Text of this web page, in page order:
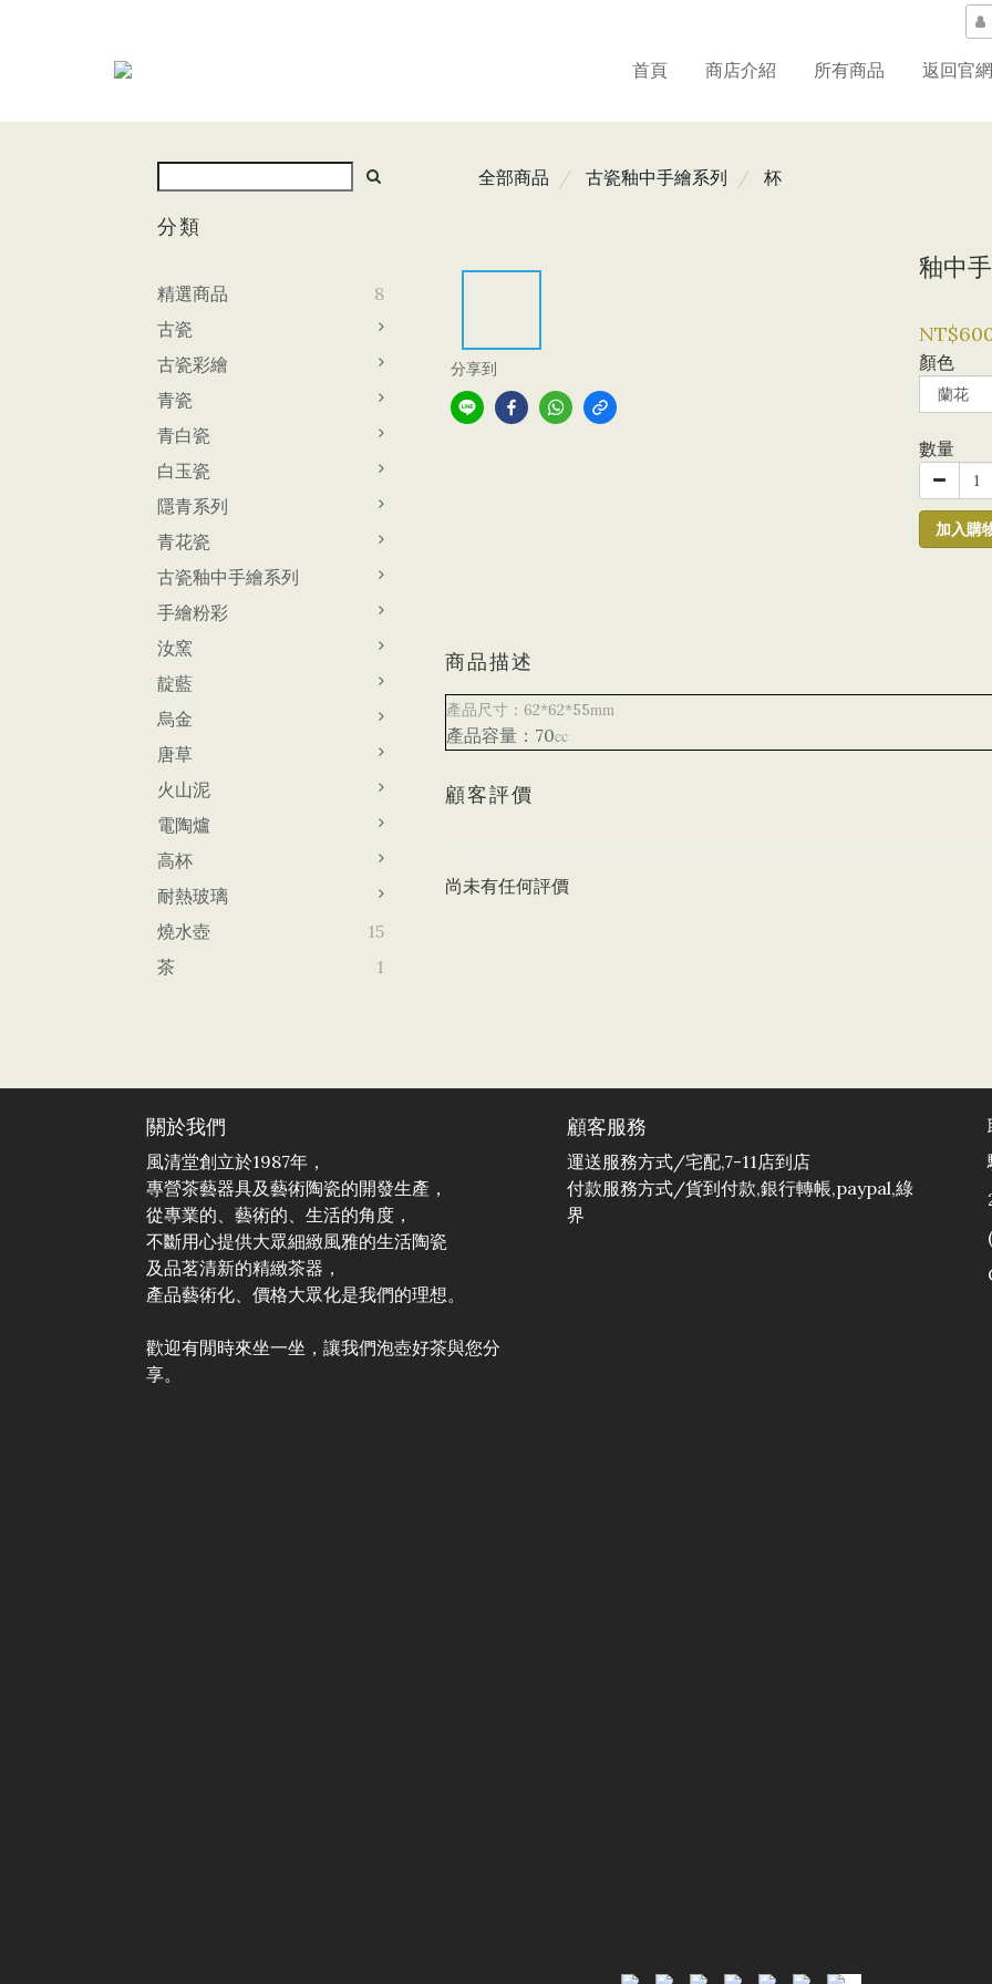
首頁 商店介紹 所有商品 返回官網
分類
精選商品
8
古瓷
古瓷彩繪
青瓷
青白瓷
白玉瓷
隱青系列
青花瓷
古瓷釉中手繪系列
手繪粉彩
汝窯
靛藍
烏金
唐草
火山泥
電陶爐
高杯
耐熱玻璃
燒水壺
15
茶
1
全部商品 古瓷釉中手繪系列 杯
分享到
釉中
顏色
數量
加入購
商品描述
產品尺寸：62*62*55mm
產品容量：70cc
顧客評價
尚未有任何評價
關於我們
風清堂創立於1987年，
專營茶藝器具及藝術陶瓷的開發生產，
從專業的、藝術的、生活的角度，
不斷用心提供大眾細緻風雅的生活陶瓷
及品茗清新的精緻茶器，
產品藝術化、價格大眾化是我們的理想。
歡迎有閒時來坐一坐，讓我們泡壺好茶與您分
享。
顧客服務
運送服務方式/宅配,7-11店到店
付款服務方式/貨到付款,銀行轉帳,paypal,綠
界